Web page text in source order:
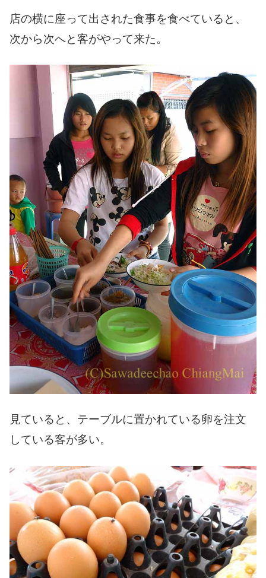
店の横に座って出された食事を食べていると、
次から次へと客がやって来た。
見ていると、テーブルに置かれている卵を注文
している客が多い。